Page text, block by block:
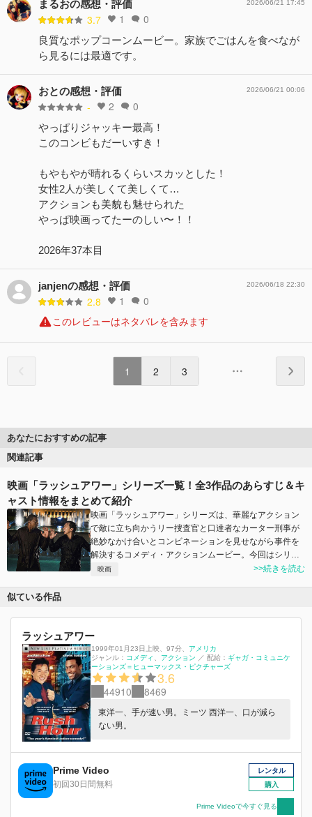
まるおの感想・評価
3.7 1 0
2026/06/21 17:45
良質なポップコーンムービー。家族でごはんを食べなが
ら見るには最適です。
おとの感想・評価
- 2 0
2026/06/21 00:06
やっぱりジャッキー最高！
このコンビもだーいすき！
もやもやが晴れるくらいスカッとした！
女性2人が美しくて美しくて…
アクションも美貌も魅せられた
やっぱ映画ってたーのしい〜！！
2026年37本目
janjenの感想・評価
2.8 1 0
2026/06/18 22:30
このレビューはネタバレを含みます
1 2 3
あなたにおすすめの記事
関連記事
映画「ラッシュアワー」シリーズ一覧！全3作品のあらすじ＆キ
ャスト情報をまとめて紹介
映画「ラッシュアワー」シリーズは、華麗なアクション
で敵に立ち向かうリー捜査官と口達者なカーター刑事が
絶妙なかけ合いとコンビネーションを見せながら事件を
解決するコメディ・アクションムービー。今回はシリ…
映画 >>続きを読む
似ている作品
ラッシュアワー
1999年01月23日上映 97分
アメリカ
ジャンル： コメディ アクション ／ 配給： ギャガ・コミュニケ
ーションズ＝ヒューマックス・ピクチャーズ
3.6
44910 8469
東洋一、手が速い男。ミーツ 西洋一、口が減ら
ない男。
Prime Video
初回30日間無料
レンタル
購入
Prime Videoで今すぐ見る